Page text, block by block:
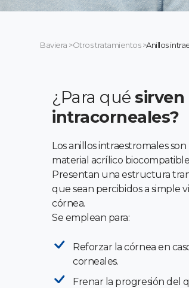
Baviera >Otros tratamientos>Anillos
¿Para qué sirven
intracorneales?
Los anillos intraestromales
material acrílico
Presentan una estructura
que sean percibidos a simple
córnea.
Se emplean para:
Reforzar la córnea en
corneales.
Frenar la progresión del